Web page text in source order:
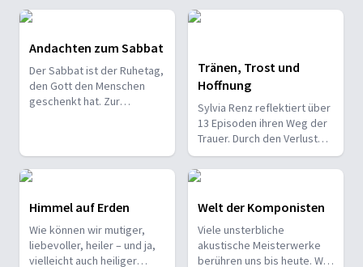
12. JUNI 2026
Die Schönheit
Ist Schönheit zu Oberflächlich für Christen? Warum hat
5. JUNI 2026
Das Volk Gottes
Was versteht die Bibel unter "Volk Gottes"? Die Juden?
Andachten zum Sabbat
Der Sabbat ist der Ruhetag,
den Gott den Menschen
geschenkt hat. Zur
Tränen, Trost und
Hoffnung
Sylvia Renz reflektiert über
13 Episoden ihren Weg der
Trauer. Durch den Verlust
ihrer Tochter stürzt sie
zunächst in ein tiefes Loch.
Doch mit der Zeit findet sie
Heilung und entdeckt, wie
das Leben trotzdem
weitergehen kann.
Himmel auf Erden
Wie können wir mutiger,
liebevoller, heiler – und ja,
vielleicht auch heiliger
Welt der Komponisten
Viele unsterbliche
akustische Meisterwerke
berühren uns bis heute. Wie